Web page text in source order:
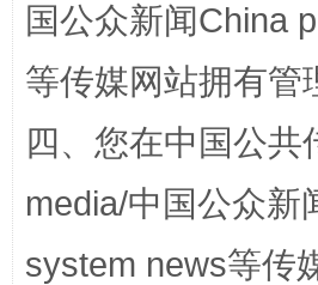
站台名比不上好声名
国公众新闻China
等传媒网站拥有管
四、您在中国公
media/中国公众新
system news等传